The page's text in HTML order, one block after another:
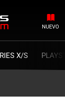
NUEVO
X/S